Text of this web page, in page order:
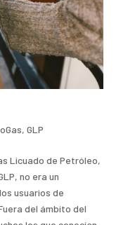
, GLP
Licuado de Petróleo,
no era un
usuarios de
del ámbito del